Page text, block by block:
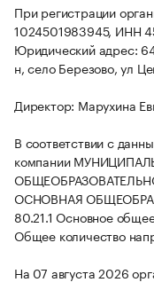
При регистрации
1024501983945, ИНН
Юридический адрес:
н, село Березово, ул
Директор: Марухина
В соответствии с
компании
ОСНОВНАЯ
80.21.1 Основное
Общее количество
На 07 августа 2026